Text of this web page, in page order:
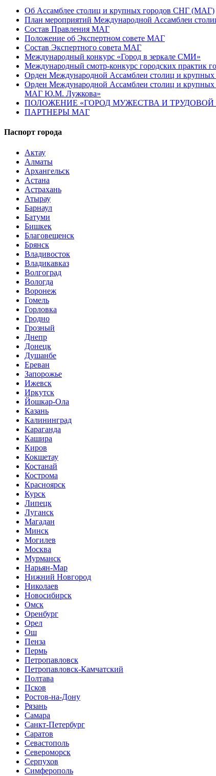
Об Ассамблее столиц и крупных городов СНГ (МАГ)
План мероприятий Международной Ассамблеи
Состав Правления МАГ
Положение об Экспертном совете МАГ
Состав Экспертного совета МАГ
Международный конкурс «Город в зеркале СМИ»
Международный смотр-конкурс городских практик
Орден Международной Ассамблеи столиц и крупных
Орден Международной Ассамблеи столиц и крупных
МАГ Ю.М. Лужкова»
ПОЛОЖЕНИЕ «ГОРОД МУЖЕСТВА И ТРУДОВОЙ
ПАРТНЕРЫ МАГ
Паспорт города
Актау
Алматы
Архангельск
Астана
Астрахань
Атырау
Барнаул
Батуми
Бишкек
Благовещенск
Брянск
Владивосток
Владикавказ
Волгоград
Вологда
Воронеж
Гомель
Горловка
Гродно
Грозный
Днепр
Донецк
Душанбе
Ереван
Запорожье
Ижевск
Иркутск
Йошкар-Ола
Казань
Калининград
Караганда
Кашира
Киров
Кокшетау
Костанай
Кострома
Красноярск
Курск
Липецк
Луганск
Магадан
Минск
Могилев
Москва
Мурманск
Нарьян-Мар
Нижний Новгород
Николаев
Новосибирск
Омск
Оренбург
Орел
Ош
Пенза
Пермь
Петропавловск
Петропавловск-Камчатский
Полтава
Псков
Ростов-на-Дону
Рязань
Самара
Санкт-Петербург
Саратов
Севастополь
Североморск
Серпухов
Симферополь